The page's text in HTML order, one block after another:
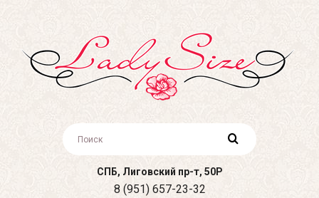
СПБ, Лиговский пр-т, 50Р
8 (951) 657-23-32